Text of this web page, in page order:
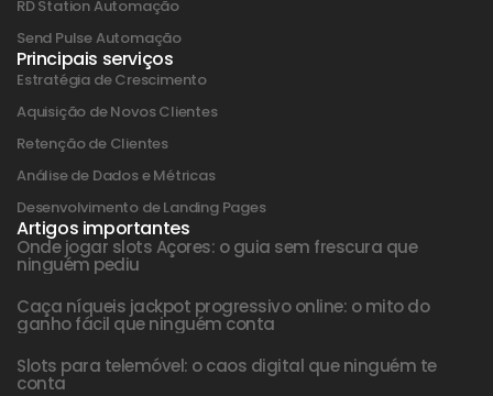
RD Station Automação
Send Pulse Automação
Principais serviços
Estratégia de Crescimento
Aquisição de Novos Clientes
Retenção de Clientes
Análise de Dados e Métricas
Desenvolvimento de Landing Pages
Artigos importantes
Onde jogar slots Açores: o guia sem frescura que
ninguém pediu
Caça níqueis jackpot progressivo online: o mito do
ganho fácil que ninguém conta
Slots para telemóvel: o caos digital que ninguém te
conta